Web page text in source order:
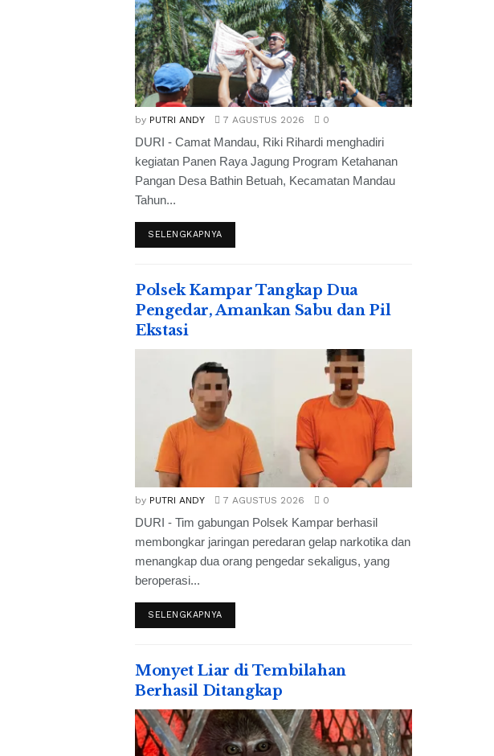
by PUTRI ANDY 7 AGUSTUS 2026 0
DURI - Camat Mandau, Riki Rihardi menghadiri
kegiatan Panen Raya Jagung Program Ketahanan
Pangan Desa Bathin Betuah, Kecamatan Mandau
Tahun...
SELENGKAPNYA
Polsek Kampar Tangkap Dua
Pengedar, Amankan Sabu dan Pil
Ekstasi
by PUTRI ANDY 7 AGUSTUS 2026 0
DURI - Tim gabungan Polsek Kampar berhasil
membongkar jaringan peredaran gelap narkotika dan
menangkap dua orang pengedar sekaligus, yang
beroperasi...
SELENGKAPNYA
Monyet Liar di Tembilahan
Berhasil Ditangkap